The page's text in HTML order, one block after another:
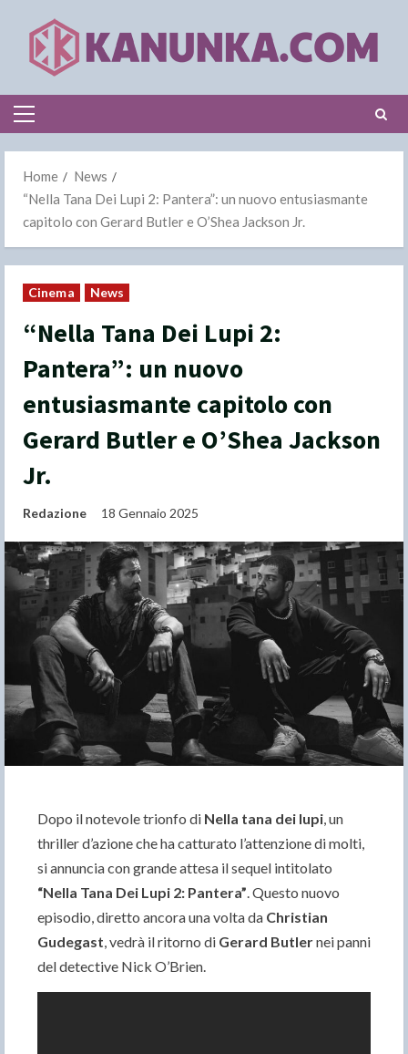
content
Primary
Home
News
“Nella Tana Dei Lupi 2: Pantera”: un nuovo entusiasmante
capitolo con Gerard Butler e O’Shea Jackson Jr.
Cinema News
“Nella Tana Dei Lupi 2:
Pantera”: un nuovo
entusiasmante capitolo con
Gerard Butler e O’Shea Jackson
Jr.
Redazione 18 Gennaio 2025
Dopo il notevole trionfo di Nella tana dei lupi, un
thriller d’azione che ha catturato l’attenzione di molti,
si annuncia con grande attesa il sequel intitolato
“Nella Tana Dei Lupi 2: Pantera”. Questo nuovo
episodio, diretto ancora una volta da Christian
Gudegast, vedrà il ritorno di Gerard Butlernei panni
del detective Nick O’Brien.